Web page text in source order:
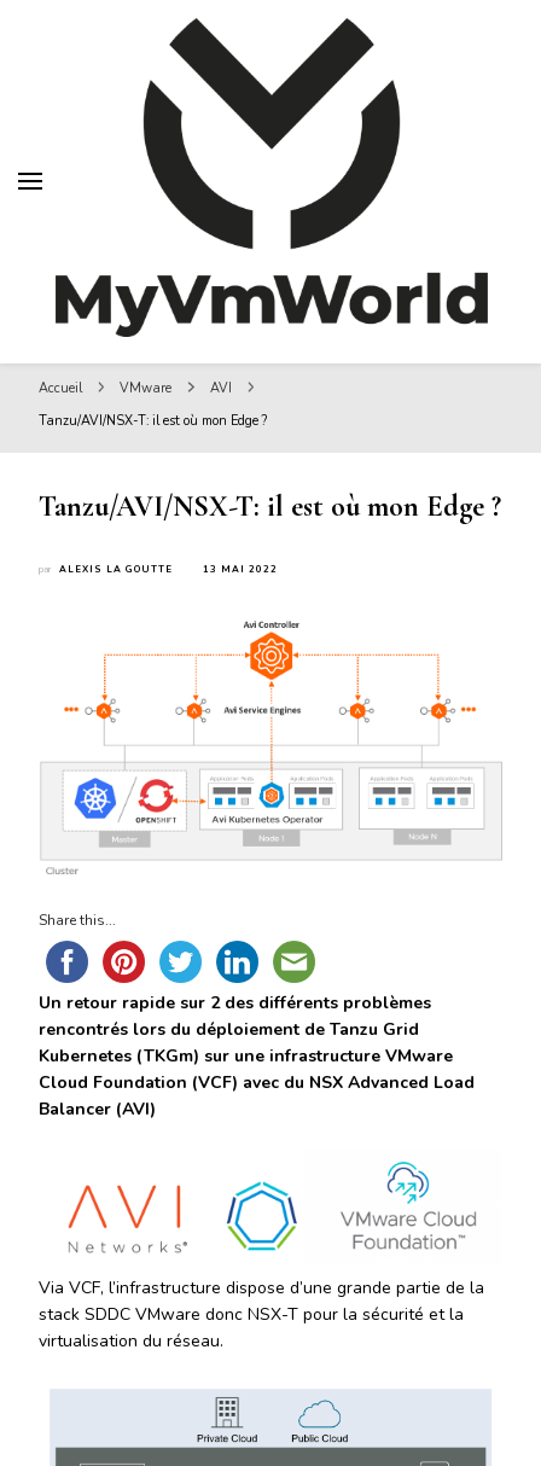
MyVMworld
MyVMworld
Accueil VMware
AVI
Tanzu/AVI/NSX-T: il est où mon Edge ?
Tanzu/AVI/NSX-T: il est où mon Edge ?
par ALEXIS LA GOUTTE 13 MAI 2022
Share this...
Un retour rapide sur 2 des différents problèmes
rencontrés lors du déploiement de Tanzu Grid
Kubernetes (TKGm) sur une infrastructure VMware
Cloud Foundation (VCF) avec du NSX Advanced Load
Balancer (AVI)
Via VCF, l’infrastructure dispose d’une grande partie de la
stack SDDC VMware donc NSX-T pour la sécurité et la
virtualisation du réseau.